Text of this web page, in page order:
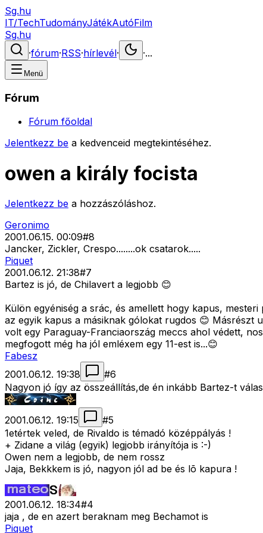
Sg.hu
IT/TechTudományJátékAutóFilm
Sg.hu
·fórum·RSS·hírlevél· ·...
Menü
Fórum
Fórum főoldal
Jelentkezz be a kedvenceid megtekintéséhez.
owen a király focista
Jelentkezz be a hozzászóláshoz.
Geronimo
2001.06.15. 00:09#8
Jancker, Zickler, Crespo........ok csatarok.....
Piquet
2001.06.12. 21:38#7
Bartez is jó, de Chilavert a legjobb 😊
Külön egyéniség a srác, és amellett hogy kapus,
az egyik kapus a másiknak gólokat rugdos 😊
volt egy Paraguay-Franciaország meccs ahol védett,
megfogott még ha jól emléxem egy 11-est is...😊
Fabesz
2001.06.12. 19:38
#6
Nagyon jó így az összeállítás,de én inkább Bartez-t
2001.06.12. 19:15 #5
1etértek veled, de Rivaldo is témadó középpályás !
+ Zidane a világ (egyik) legjobb irányítója is :-)
Owen nem a legjobb, de nem rossz
Jaja, Bekkkem is jó, nagyon jól ad be és lõ kapura !
2001.06.12. 18:34#4
jaja , de en azert beraknam meg Bechamot is
Piquet